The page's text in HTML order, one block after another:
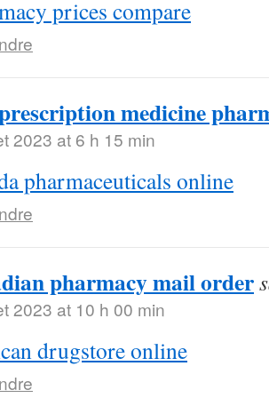
prices compare
medicine
2023 at 6 h 15 min
pharmaceuticals online
pharmacy mail order
2023 at 10 h 00 min
drugstore online